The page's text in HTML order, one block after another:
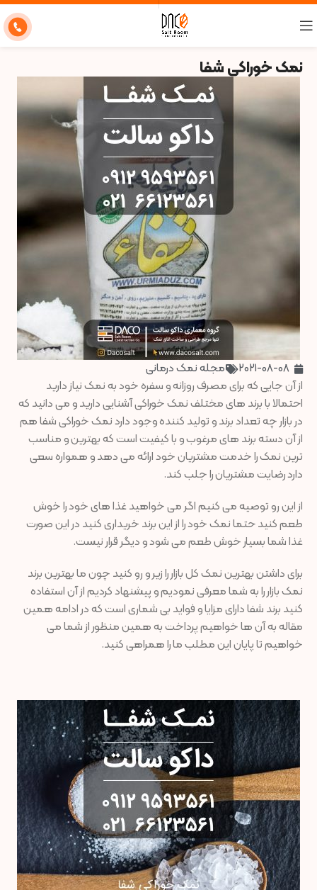
نمک خوراکی شفا
2021-08-08
مجله نمک درمانی
از آن جایی که برای مصرف روزانه و سفره خود به نمک نیاز دارید
احتمالا با برند های مختلف نمک خوراکی آشنایی دارید و می دانید که
در بازار چه تعداد برند و تولید کننده وجود دارد نمک خوراکی شفا هم
از آن دسته برند های مرغوب و با کیفیت است که بهترین و مناسب
ترین نمک را خدمت مشتریان خود ارائه می دهد و همواره سعی
دارد رضایت مشتریان را جلب کند.
از این رو توصیه می کنیم اگر می خواهید غذا های خود را خوش
طعم کنید حتما نمک خود را از این برند خریداری کنید در این صورت
غذا شما بسیار خوش طعم می شود و دیگر قرار نیست.
برای داشتن بهترین نمک کل بازار را زیر و رو کنید چون ما بهترین برند
نمک بازار را به شما معرفی نمودیم و پیشنهاد کردیم از آن استفاده
کنید برند شفا دارای مزایا و فواید بی شماری است که در ادامه همین
مقاله به آن ها خواهیم پرداخت به همین منظور از شما می
خواهیم تا پایان این مطلب ما را همراهی کنید.